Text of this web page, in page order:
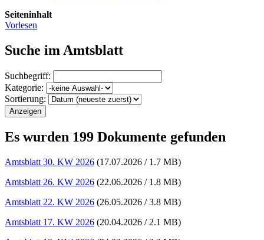
Seiteninhalt
Vorlesen
Suche im Amtsblatt
Suchbegriff:
Kategorie:
Sortierung:
Es wurden 199 Dokumente gefunden
Amtsblatt 30. KW 2026 (17.07.2026 / 1.7 MB)
Amtsblatt 26. KW 2026 (22.06.2026 / 1.8 MB)
Amtsblatt 22. KW 2026 (26.05.2026 / 3.8 MB)
Amtsblatt 17. KW 2026 (20.04.2026 / 2.1 MB)